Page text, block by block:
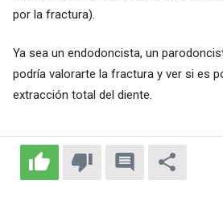
por la fractura).
Ya sea un endodoncista, un
podría valorarte la fractura y ver si es
extracción total del diente.